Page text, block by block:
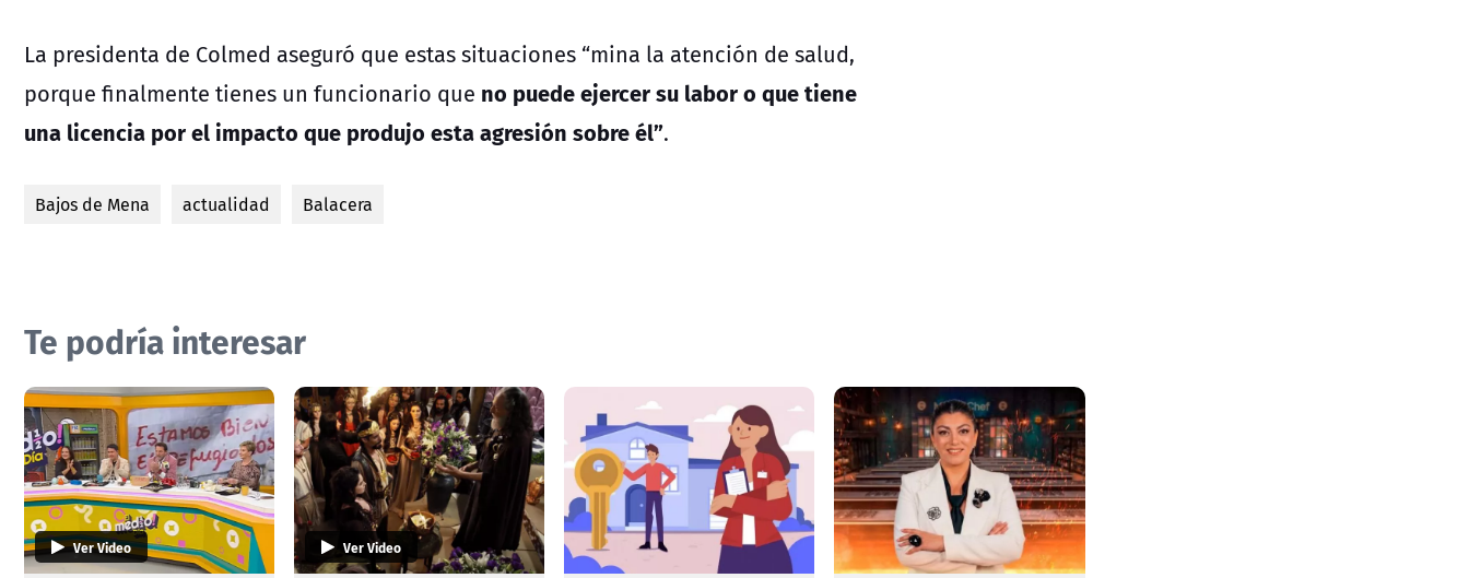
La presidenta de Colmed aseguró que estas situaciones “mina la atención de salud,
porque finalmente tienes un funcionario que no puede ejercer su labor o que tiene
una licencia por el impacto que produjo esta agresión sobre él”.
Bajos de Mena actualidad Balacera
Te podría interesar
Ver Video Ver Video